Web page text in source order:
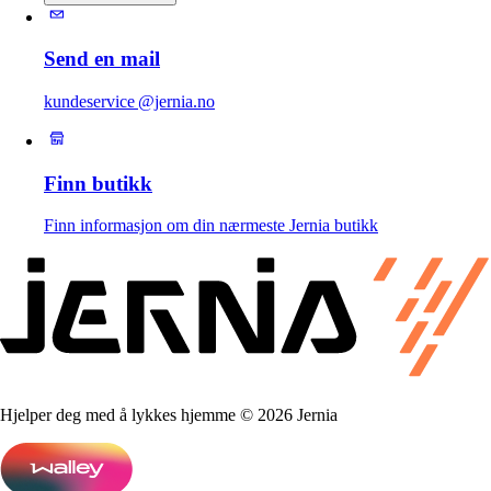
Send en mail
kundeservice @jernia.no
Finn butikk
Finn informasjon om din nærmeste Jernia butikk
Hjelper deg med å lykkes hjemme © 2026 Jernia